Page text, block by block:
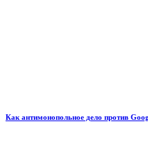
Как антимонопольное дело против